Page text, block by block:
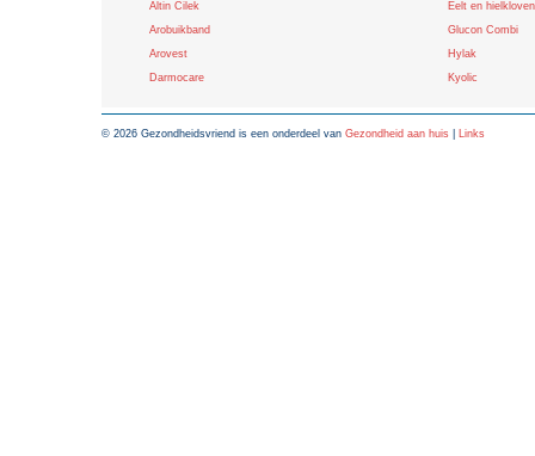
Altin Cilek
Arobuikband
Arovest
Darmocare
Eelt en hielkloven
Glucon Combi
Hylak
Kyolic
© 2026 Gezondheidsvriend is een onderdeel van Gezondheid aan huis Links